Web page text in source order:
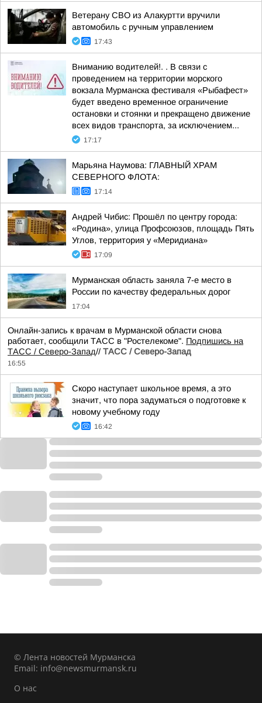
Ветерану СВО из Алакуртти вручили
автомобиль с ручным управлением
17:43
Вниманию водителей!. . В связи с
проведением на территории морского
вокзала Мурманска фестиваля «Рыбафест»
будет введено временное ограничение
остановки и стоянки и прекращено движение
всех видов транспорта, за исключением...
17:17
Марьяна Наумова: ГЛАВНЫЙ ХРАМ
СЕВЕРНОГО ФЛОТА:
17:14
Андрей Чибис: Прошёл по центру города:
«Родина», улица Профсоюзов, площадь Пять
Углов, территория у «Меридиана»
17:09
Мурманская область заняла 7-е место в
России по качеству федеральных дорог
17:04
Онлайн-запись к врачам в Мурманской области снова
работает, сообщили ТАСС в "Ростелекоме". Подпишись на
ТАСС / Северо-Запад// ТАСС / Северо-Запад
16:55
Скоро наступает школьное время, а это
значит, что пора задуматься о подготовке к
новому учебному году
16:42
© Лента новостей Мурманска
Email: info@newsmurmansk.ru
О нас